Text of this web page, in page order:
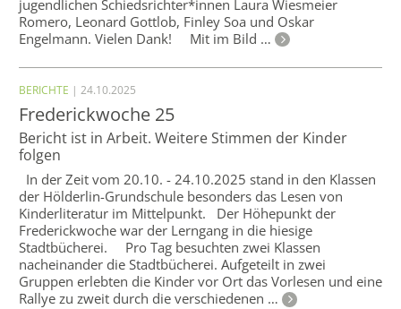
jugendlichen Schiedsrichter*innen Laura Wiesmeier
Romero, Leonard Gottlob, Finley Soa und Oskar
Engelmann. Vielen Dank! Mit im Bild …
BERICHTE | 24.10.2025
Frederickwoche 25
Bericht ist in Arbeit. Weitere Stimmen der Kinder
folgen
In der Zeit vom 20.10. - 24.10.2025 stand in den Klassen
der Hölderlin-Grundschule besonders das Lesen von
Kinderliteratur im Mittelpunkt. Der Höhepunkt der
Frederickwoche war der Lerngang in die hiesige
Stadtbücherei. Pro Tag besuchten zwei Klassen
nacheinander die Stadtbücherei. Aufgeteilt in zwei
Gruppen erlebten die Kinder vor Ort das Vorlesen und eine
Rallye zu zweit durch die verschiedenen …